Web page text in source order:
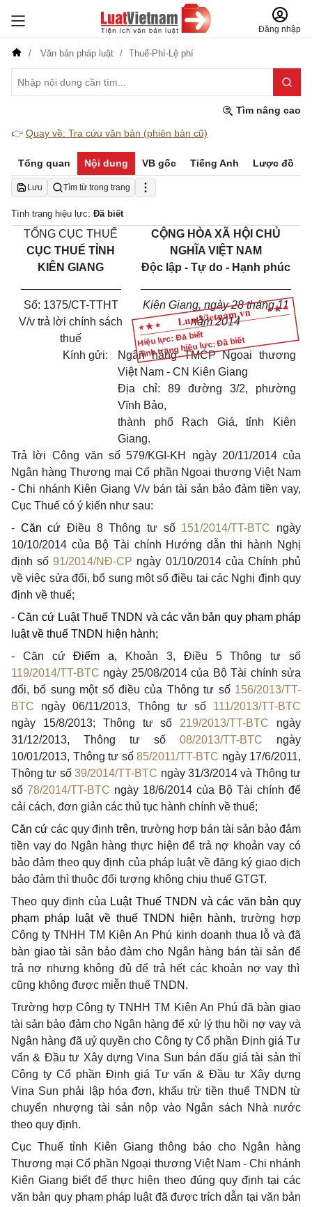
Đăng nhập
Văn bản pháp luật Thuế-Phí-Lệ phí
Tìm nâng cao
👉 Quay về: Tra cứu văn bản (phiên bản cũ)
Tổng quan Nội dung VB gốc Tiếng Anh Lược đồ
Lưu Tìm từ trong trang
Tình trạng hiệu lực: Đã biết
Hiệu lực: Đã biết
Tình trạng hiệu lực: Đã biết
TỔNG CỤC THUẾ
CỤC THUẾ TỈNH
KIÊN GIANG
CỘNG HÒA XÃ HỘI CHỦ
NGHĨA VIỆT NAM
Độc lập - Tự do - Hạnh phúc
Số: 1375/CT-TTHT
V/v trả lời chính sách
thuế
Kiên Giang, ngày 28 tháng 11
năm 2014
Kính gửi:
Ngân hàng TMCP Ngoại thương
Việt Nam - CN Kiên Giang
Địa chỉ: 89 đường 3/2, phường
Vĩnh Bảo,
thành phố Rạch Giá, tỉnh Kiên
Giang.
Trả lời Công văn số 579/KGI-KH ngày 20/11/2014 của
Ngân hàng Thương mại Cổ phần Ngoại thương Việt Nam
- Chi nhánh Kiên Giang V/v bán tài sản bảo đảm tiền vay,
Cục Thuế có ý kiến như sau:
- Căn cứĐiều 8 Thông tư số 151/2014/TT-BTC ngày
10/10/2014 của Bộ Tài chính Hướng dẫn thi hành Nghị
định số91/2014/NĐ-CP ngày 01/10/2014 của Chính phủ
về việc sửa đổi, bổ sung một số điều tại các Nghị định quy
định về thuế;
-Căn cứ Luật Thuế TNDN và các văn bản quy phạm pháp
luật về thuế TNDN hiện hành;
- Căn cứĐiểm a, Khoản 3, Điều 5Thông tư số
119/2014/TT-BTC ngày 25/08/2014 của Bộ Tài chính sửa
đổi, bổ sung một số điều của Thông tư số 156/2013/TT-
BTC ngày 06/11/2013, Thông tư số 111/2013/TT-BTC
ngày 15/8/2013; Thông tư số 219/2013/TT-BTC ngày
31/12/2013, Thông tư số 08/2013/TT-BTC ngày
10/01/2013, Thông tư số 85/2011/TT-BTC ngày 17/6/2011,
Thông tư số39/2014/TT-BTC ngày 31/3/2014 và Thông tư
số 78/2014/TT-BTC ngày 18/6/2014 của Bộ Tài chính để
cải cách, đơn giản các thủ tục hành chính về thuế;
Căn cứ các quy định trên, trường hợp bán tài sản bảo đảm
tiền vay do Ngân hàng thực hiện để trả nợ khoản vay có
bảo đảm theo quy định của pháp luật về đăng ký giao dịch
bảo đảm thì thuộc đối tượng không chịu thuế GTGT.
Theo quy định của Luật Thuế TNDN và các văn bản quy
phạm pháp luật về thuế TNDN hiện hành,trường hợp
Công ty TNHH TM Kiên An Phú kinh doanh thua lỗ và đã
bàn giao tài sản bảo đảm cho Ngân hàng bán tài sản để
trả nợ nhưng không đủ để trả hết các khoản nợ vay thì
cũng không được miễn thuế TNDN.
Trường hợp Công ty TNHH TM Kiên An Phú đã bàn giao
tài sản bảo đảm cho Ngân hàng để xử lý thu hồi nợ vay và
Ngân hàng đã uỷ quyền cho Công ty Cổ phần Định giá Tư
vấn & Đầu tư Xây dựng Vina Sun bán đấu giá tài sản thì
Công ty Cổ phần Định giá Tư vấn & Đầu tư Xây dựng
Vina Sun phải lập hóa đơn, khấu trừ tiền thuế TNDN từ
chuyển nhượng tài sản nộp vào Ngân sách Nhà nước
theo quy định.
Cục Thuế tỉnh Kiên Giang thông báo cho
Ngân hàng
Thương mại Cổ phần Ngoại thương Việt Nam - Chi nhánh
Kiên Giang biết để thực hiện theo đúng quy định tại các
văn bản quy phạm pháp luật đã được trích dẫn tại văn bản